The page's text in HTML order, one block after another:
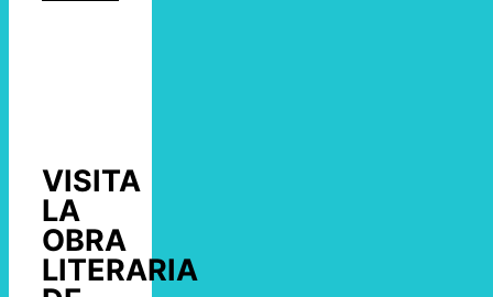
VISITA
LA
OBRA
LITERARIA